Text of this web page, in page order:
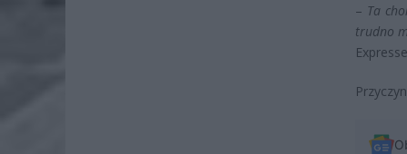
– Ta
trudno